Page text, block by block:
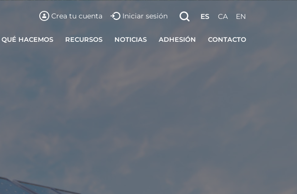
Crea tu cuenta Iniciar sesión ES CA EN
QUÉ HACEMOS RECURSOS NOTICIAS ADHESIÓN CONTACTO